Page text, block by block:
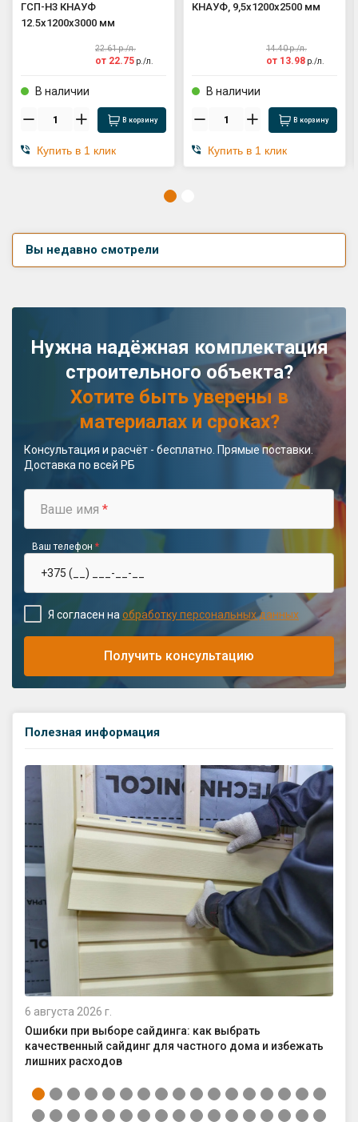
ГСП-Н3 КНАУФ
12.5х1200х3000 мм
22.61р./л.
от 22.75 р./л.
В наличии
В корзину
Купить в 1 клик
КНАУФ, 9,5х1200х2500 мм
14.40р./л.
от 13.98 р./л.
В наличии
В корзину
Купить в 1 клик
Вы недавно смотрели
Нужна надёжная комплектация
строительного объекта?
Хотите быть уверены в
материалах и сроках?
Консультация и расчёт - бесплатно. Прямые поставки.
Доставка по всей РБ
Ваше имя *
Ваш телефон *
Получить консультацию
Я согласен наобработку персональных данных
Полезная информация
6 августа 2026 г.
Ошибки при выборе сайдинга: как выбрать
качественный сайдинг для частного дома и избежать
лишних расходов